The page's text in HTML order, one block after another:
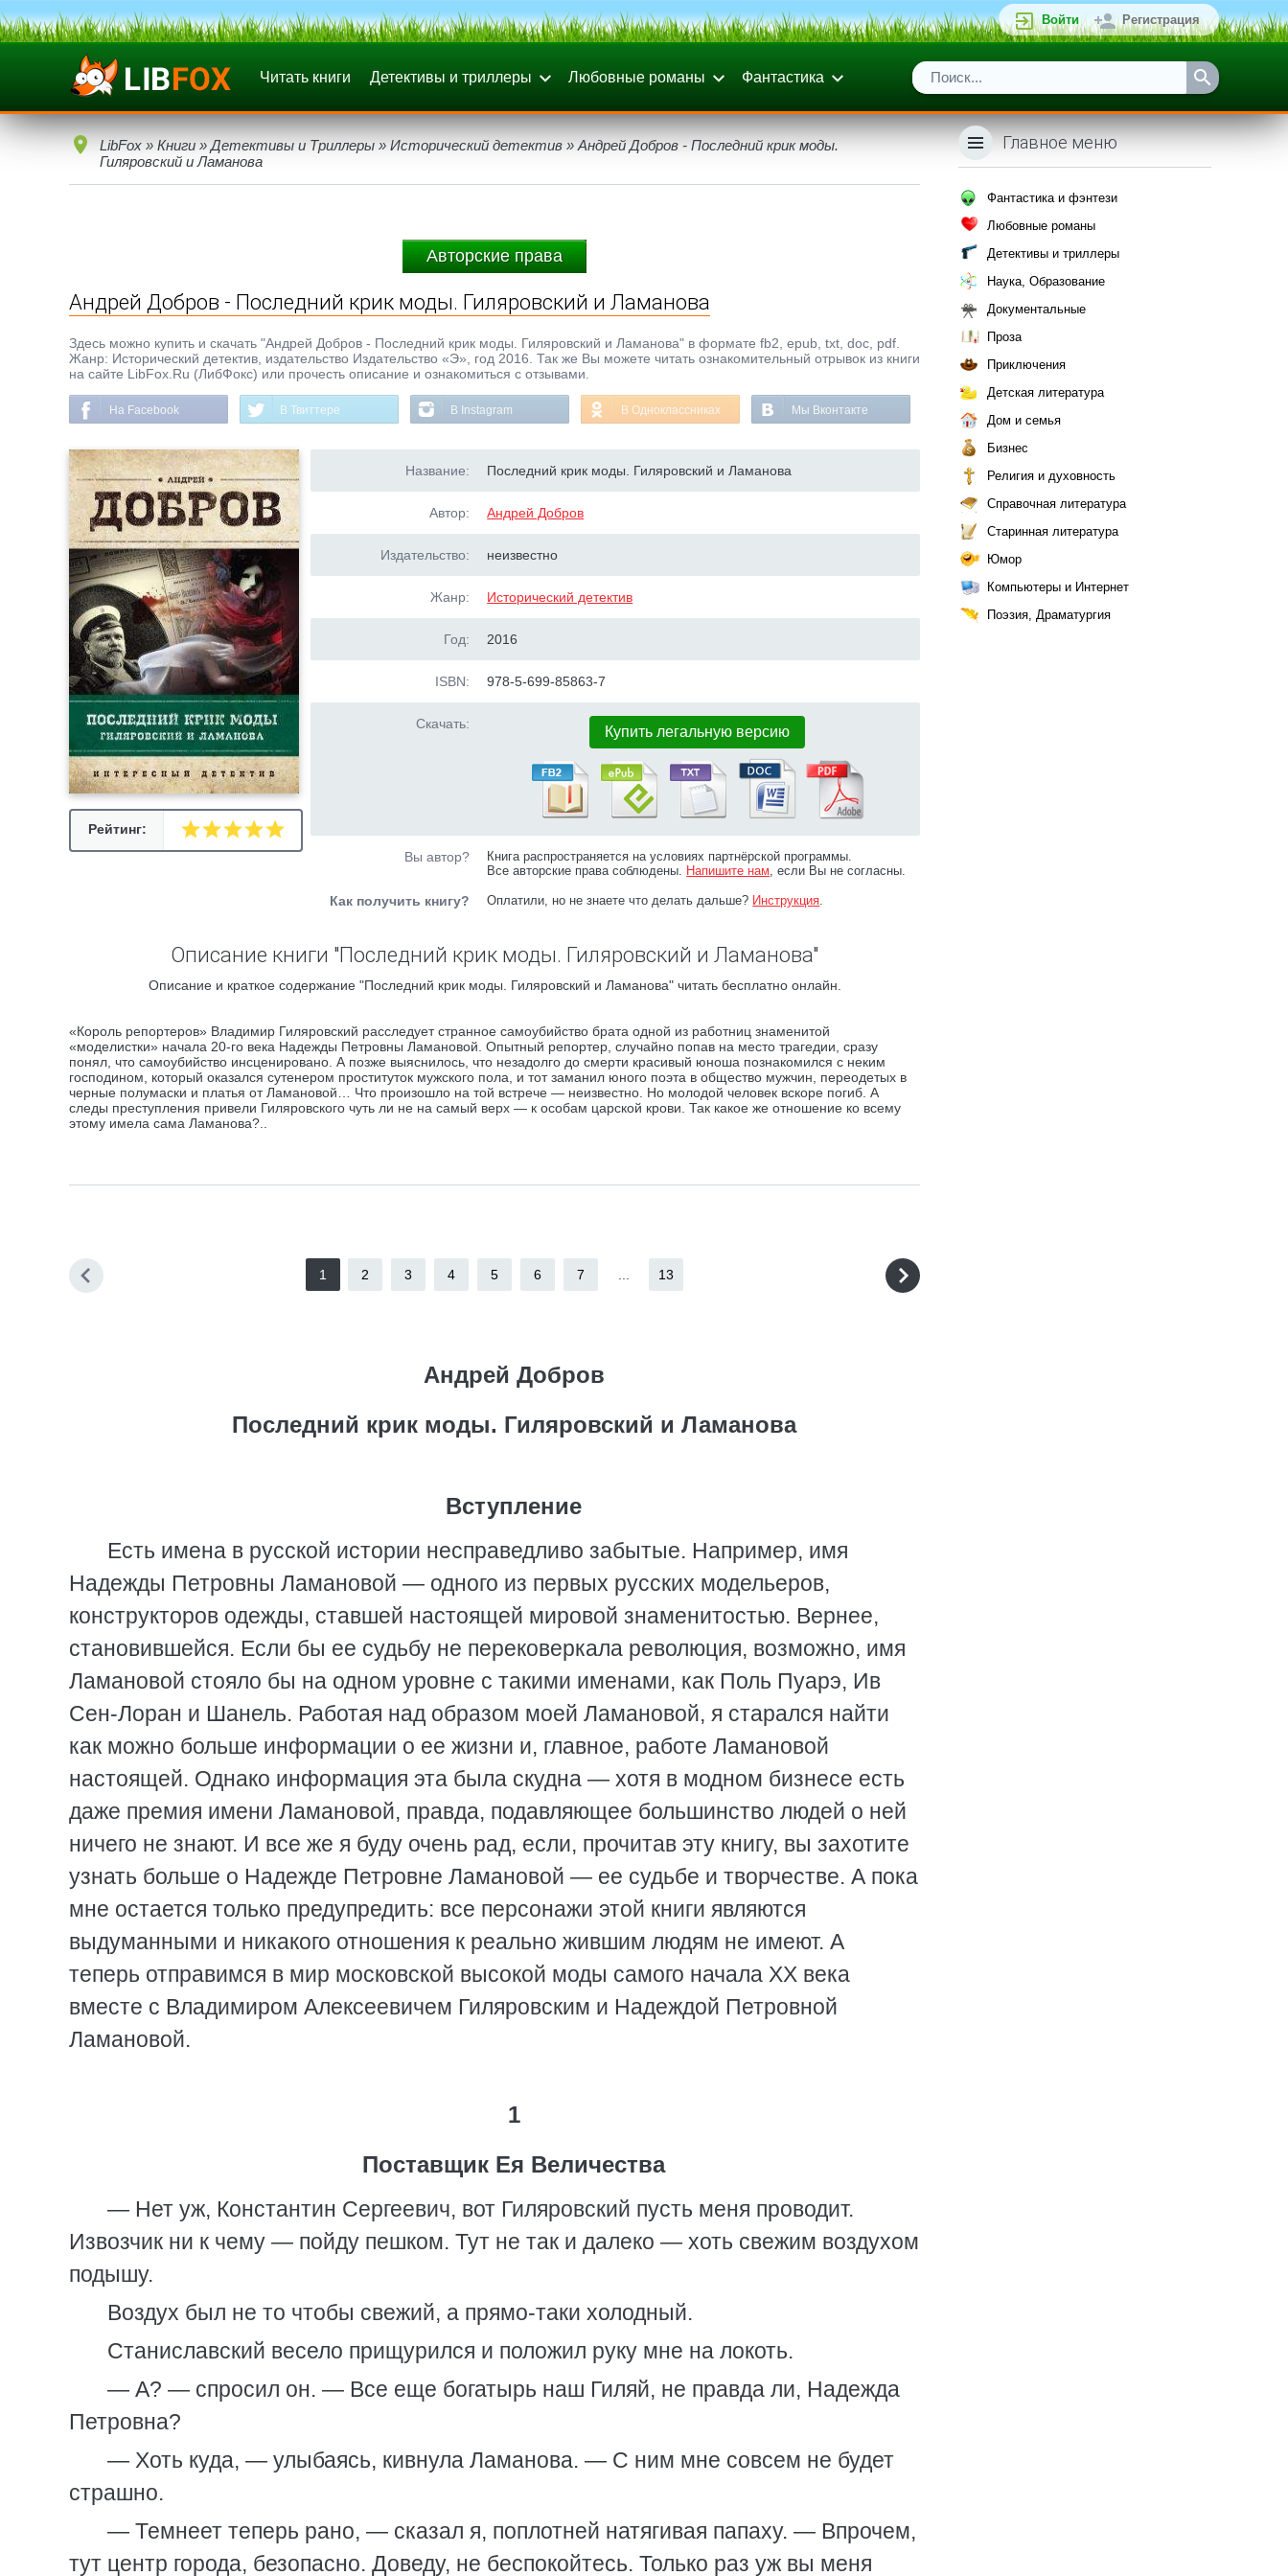
Войти Регистрация
Читать книги Детективы и триллеры Любовные романы Фантастика
LibFox » Книги » Детективы и Триллеры » Исторический детектив » Андрей Добров - Последний крик моды.
Гиляровский и Ламанова
Авторские права
Андрей Добров - Последний крик моды. Гиляровский и Ламанова
Здесь можно купить и скачать "Андрей Добров - Последний крик моды. Гиляровский и Ламанова" в формате fb2, epub, txt, doc, pdf.
Жанр: Исторический детектив, издательство Издательство «Э», год 2016. Так же Вы можете читать ознакомительный отрывок из книги
на сайте LibFox.Ru (ЛибФокс) или прочесть описание и ознакомиться с отзывами.
На Facebook В Твиттере В Instagram В Одноклассниках Мы Вконтакте
Рейтинг:
Название: Последний крик моды. Гиляровский и Ламанова
Автор: Андрей Добров
Издательство: неизвестно
Жанр: Исторический детектив
Год: 2016
ISBN: 978-5-699-85863-7
Скачать: Купить легальную версию
Вы автор?
Книга распространяется на условиях партнёрской программы.
Все авторские права соблюдены. Напишите нам, если Вы не согласны.
Как получить книгу? Оплатили, но не знаете что делать дальше? Инструкция.
Описание книги "Последний крик моды. Гиляровский и Ламанова"
Описание и краткое содержание "Последний крик моды. Гиляровский и Ламанова" читать бесплатно онлайн.
«Король репортеров» Владимир Гиляровский расследует странное самоубийство брата одной из работниц знаменитой
«моделистки» начала 20-го века Надежды Петровны Ламановой. Опытный репортер, случайно попав на место трагедии, сразу
понял, что самоубийство инсценировано. А позже выяснилось, что незадолго до смерти красивый юноша познакомился с неким
господином, который оказался сутенером проституток мужского пола, и тот заманил юного поэта в общество мужчин, переодетых в
черные полумаски и платья от Ламановой… Что произошло на той встрече — неизвестно. Но молодой человек вскоре погиб. А
следы преступления привели Гиляровского чуть ли не на самый верх — к особам царской крови. Так какое же отношение ко всему
этому имела сама Ламанова?..
1 2 3 4 5 6 7 13
Андрей Добров
Последний крик моды. Гиляровский и Ламанова
Вступление
Есть имена в русской истории несправедливо забытые. Например, имя
Надежды Петровны Ламановой — одного из первых русских модельеров,
конструкторов одежды, ставшей настоящей мировой знаменитостью. Вернее,
становившейся. Если бы ее судьбу не перековеркала революция, возможно, имя
Ламановой стояло бы на одном уровне с такими именами, как Поль Пуарэ, Ив
Сен-Лоран и Шанель. Работая над образом моей Ламановой, я старался найти
как можно больше информации о ее жизни и, главное, работе Ламановой
настоящей. Однако информация эта была скудна — хотя в модном бизнесе есть
даже премия имени Ламановой, правда, подавляющее большинство людей о ней
ничего не знают. И все же я буду очень рад, если, прочитав эту книгу, вы захотите
узнать больше о Надежде Петровне Ламановой — ее судьбе и творчестве. А пока
мне остается только предупредить: все персонажи этой книги являются
выдуманными и никакого отношения к реально жившим людям не имеют. А
теперь отправимся в мир московской высокой моды самого начала ХХ века
вместе с Владимиром Алексеевичем Гиляровским и Надеждой Петровной
Ламановой.
1
Поставщик Ея Величества
— Нет уж, Константин Сергеевич, вот Гиляровский пусть меня проводит.
Извозчик ни к чему — пойду пешком. Тут не так и далеко — хоть свежим воздухом
подышу.
Воздух был не то чтобы свежий, а прямо-таки холодный.
Станиславский весело прищурился и положил руку мне на локоть.
— А? — спросил он. — Все еще богатырь наш Гиляй, не правда ли, Надежда
Петровна?
— Хоть куда, — улыбаясь, кивнула Ламанова. — С ним мне совсем не будет
страшно.
— Темнеет теперь рано, — сказал я, поплотней натягивая папаху. — Впрочем,
тут центр города, безопасно. Доведу, не беспокойтесь. Только раз уж вы меня
Главное меню
Фантастика и фэнтези
Любовные романы
Детективы и триллеры
Наука, Образование
Документальные
Проза
Приключения
Детская литература
Дом и семья
Бизнес
Религия и духовность
Справочная литература
Старинная литература
Юмор
Компьютеры и Интернет
Поэзия, Драматургия